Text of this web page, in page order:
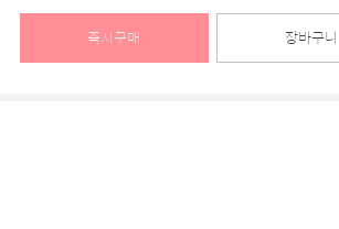
즉시구매 장바구니